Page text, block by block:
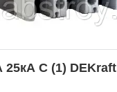
25кА С (1) DEKraft